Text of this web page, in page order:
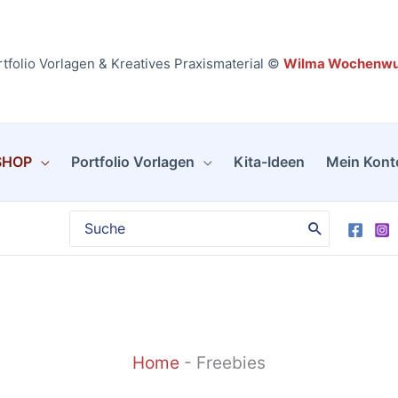
Vorlagen & Kreatives Praxismaterial © Wilma
Portfolio Vorlagen Kita-Ideen Mein
Search
for:
Home - Freebies